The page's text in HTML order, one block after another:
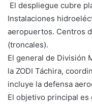
El despliegue cubre
Instalaciones
aeropuertos. ​Centros
(troncales).
​El general de División
la ZODI Táchira,
incluye la defensa
El objetivo principal